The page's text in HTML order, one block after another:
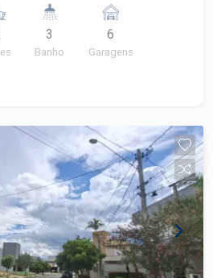
e contato direto
abrir mão da praticidade de
A propriedade oferece
e o terreno
possibilidades de
- Localização
e
criação ou lazer rural Entre
informações ou agendar
3
Banho
6
Garagens